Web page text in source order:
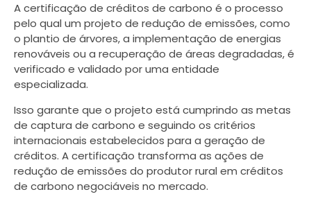
A certificação de créditos de carbono é o processo
pelo qual um projeto de redução de emissões, como
o plantio de árvores, a implementação de energias
renováveis ou a recuperação de áreas degradadas, é
verificado e validado por uma entidade
especializada.
Isso garante que o projeto está cumprindo as metas
de captura de carbono e seguindo os critérios
internacionais estabelecidos para a geração de
créditos. A certificação transforma as ações de
redução de emissões do produtor rural em créditos
de carbono negociáveis no mercado.